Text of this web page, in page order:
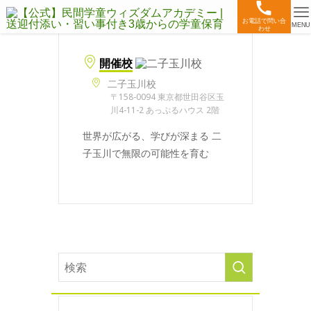
お電話で問い合
わせ
MENU
開催校
二子玉川校
〒158-0094 東京都世田谷区玉
川4-11-2 あっぷるハウス 2階
世界が広がる、学びが深まる 二
子玉川で無限の可能性を育む